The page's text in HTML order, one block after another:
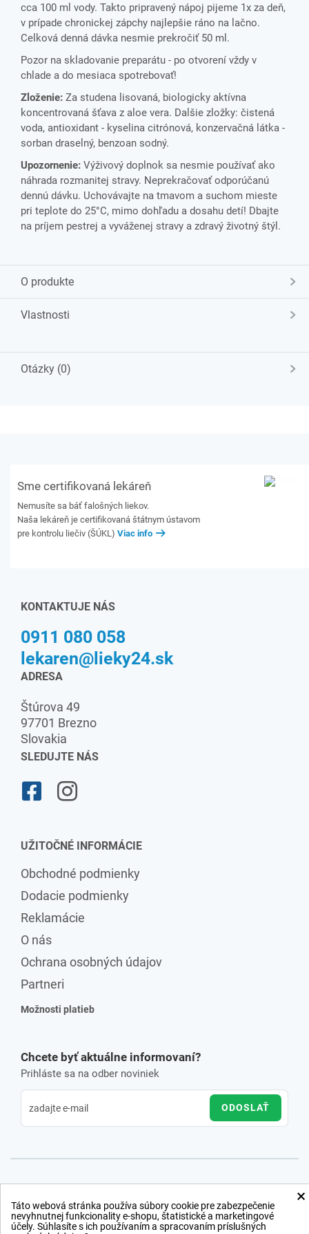
cca 100 ml vody. Takto pripravený nápoj pijeme 1x za deň,
v prípade chronickej zápchy najlepšie ráno na lačno.
Celková denná dávka nesmie prekročiť 50 ml.
Pozor na skladovanie preparátu - po otvorení vždy v
chlade a do mesiaca spotrebovať!
Zloženie: Za studena lisovaná, biologicky aktívna
koncentrovaná šťava z aloe vera. Dalšie zložky: čistená
voda, antioxidant - kyselina citrónová, konzervačná látka -
sorban draselný, benzoan sodný.
Upozornenie: Výživový doplnok sa nesmie používať ako
náhrada rozmanitej stravy. Neprekračovať odporúčanú
dennú dávku. Uchovávajte na tmavom a suchom mieste
pri teplote do 25°C, mimo dohľadu a dosahu detí! Dbajte
na príjem pestrej a vyváženej stravy a zdravý životný štýl.
O produkte
Vlastnosti
Otázky (0)
Sme certifikovaná lekáreň
Nemusíte sa báť falošných liekov.
Naša lekáreň je certifikovaná štátnym ústavom
pre kontrolu liečiv (ŠÚKL) Viac info
KONTAKTUJE NÁS
0911 080 058
lekaren@lieky24.sk
ADRESA
Štúrova 49
97701 Brezno
Slovakia
SLEDUJTE NÁS
UŽITOČNÉ INFORMÁCIE
Obchodné podmienky
Dodacie podmienky
Reklamácie
O nás
Ochrana osobných údajov
Partneri
Možnosti platieb
Chcete byť aktuálne informovaní?
Prihláste sa na odber noviniek
ODOSLAŤ
×
Táto webová stránka používa súbory cookie pre zabezpečenie
nevyhnutnej funkcionality e-shopu, štatistické a marketingové
účely. Súhlasíte s ich používaním a spracovaním príslušných